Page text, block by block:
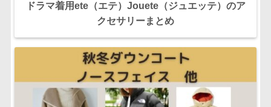
ドラマ着用ete（エテ）Jouete（ジュエッテ）のア
クセサリーまとめ